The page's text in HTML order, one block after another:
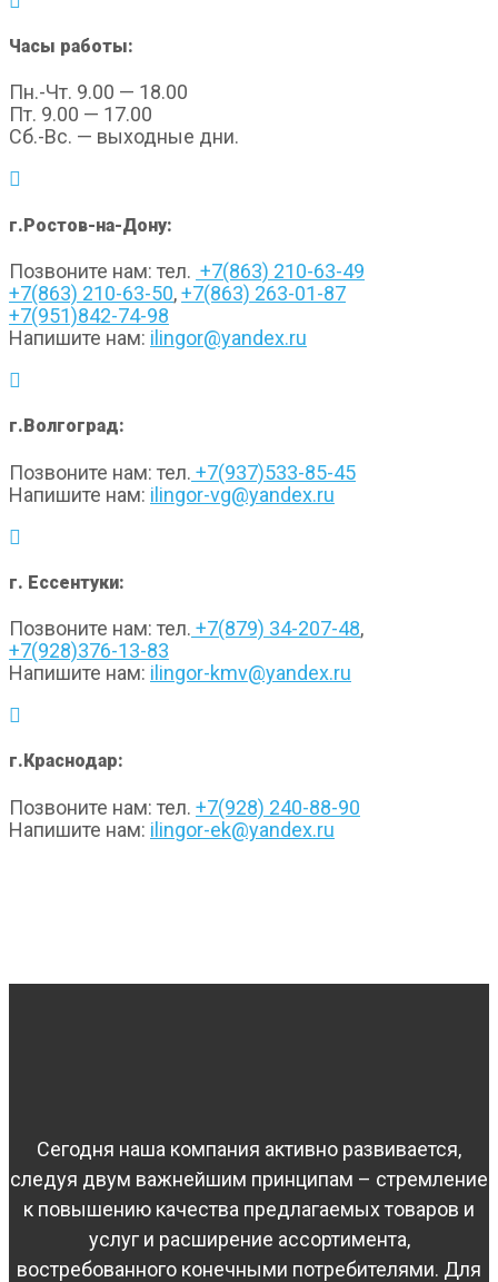
Часы работы:
Пн.-Чт. 9.00 — 18.00
Пт. 9.00 — 17.00
Сб.-Вс. — выходные дни.
г.Ростов-на-Дону:
Позвоните нам: тел. +7(863) 210-63-49
+7(863) 210-63-50,+7(863) 263-01-87
+7(951)842-74-98
Напишите нам: ilingor@yandex.ru
г.Волгоград:
Позвоните нам: тел. +7(937)533-85-45
Напишите нам: ilingor-vg@yandex.ru
г. Ессентуки:
Позвоните нам: тел. +7(879) 34-207-48,
+7(928)376-13-83
Напишите нам: ilingor-kmv@yandex.ru
г.Краснодар:
Позвоните нам: тел. +7(928) 240-88-90
Напишите нам: ilingor-ek@yandex.ru
Сегодня наша компания активно развивается,
следуя двум важнейшим принципам – стремление
к повышению качества предлагаемых товаров и
услуг и расширение ассортимента,
востребованного конечными потребителями. Для